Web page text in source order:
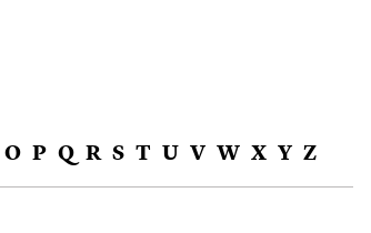
O P Q R S T U V W X Y Z